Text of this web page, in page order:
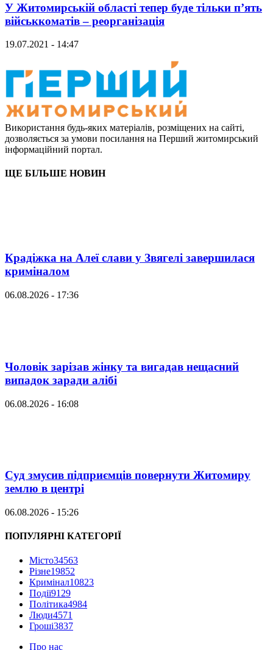
У Житомирській області тепер буде тільки п’ять
військкоматів – реорганізація
19.07.2021 - 14:47
Використання будь-яких матеріалів, розміщених на сайті,
дозволяється за умови посилання на Перший житомирський
інформаційний портал.
ЩЕ БІЛЬШЕ НОВИН
Крадіжка на Алеї слави у Звягелі завершилася
криміналом
06.08.2026 - 17:36
Чоловік зарізав жінку та вигадав нещасний
випадок заради алібі
06.08.2026 - 16:08
Суд змусив підприємців повернути Житомиру
землю в центрі
06.08.2026 - 15:26
ПОПУЛЯРНІ КАТЕГОРІЇ
Місто34563
Різне19852
Кримінал10823
Події9129
Політика4984
Люди4571
Гроші3837
Про нас